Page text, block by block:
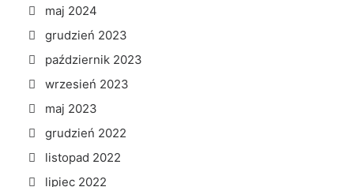
maj 2024
grudzień 2023
październik 2023
wrzesień 2023
maj 2023
grudzień 2022
listopad 2022
lipiec 2022